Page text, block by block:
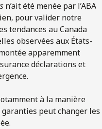
n’ait été menée par l’ABA
pour valider notre
tendances au Canada
observées aux États-
apparemment
déclarations et
à la manière
peut changer les